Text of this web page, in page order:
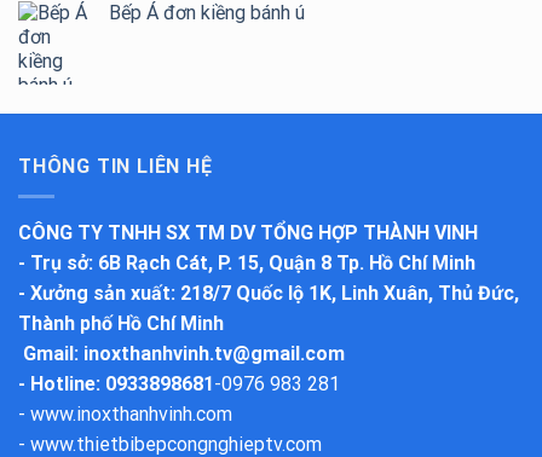
Bếp Á đơn kiềng bánh ú
THÔNG TIN LIÊN HỆ
CÔNG TY TNHH SX TM DV TỔNG HỢP THÀNH VINH
- Trụ sở: 6B Rạch Cát, P. 15, Quận 8 Tp. Hồ Chí Minh
- Xưởng sản xuất: 218/7 Quốc lộ 1K, Linh Xuân, Thủ Đức,
Thành phố Hồ Chí Minh
Gmail: inoxthanhvinh.tv@gmail.com
- Hotline: 0933898681-0976 983 281
- www.inoxthanhvinh.com
- www.thietbibepcongnghieptv.com